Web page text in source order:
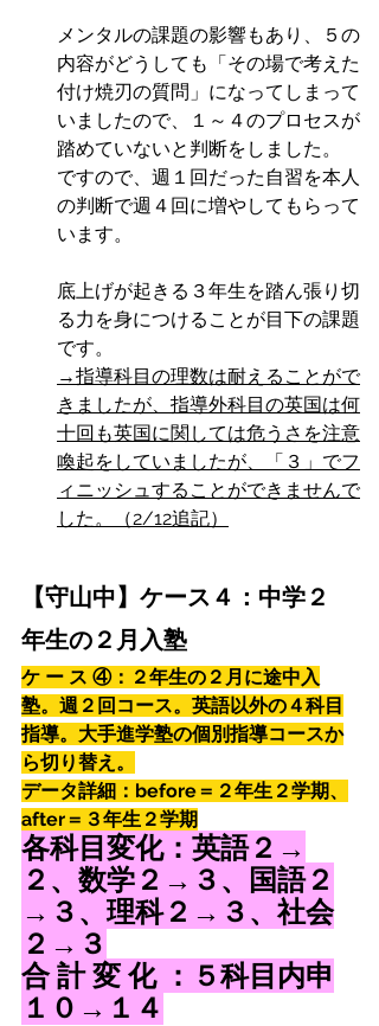
メンタルの課題の影響もあり、５の
内容がどうしても「その場で考えた
付け焼刃の質問」になってしまって
いましたので、１～４のプロセスが
踏めていないと判断をしました。
ですので、週１回だった自習を本人
の判断で週４回に増やしてもらって
います。
底上げが起きる３年生を踏ん張り切
る力を身につけることが目下の課題
です。
→指導科目の理数は耐えることがで
きましたが、指導外科目の英国は何
十回も英国に関しては危うさを注意
喚起をしていましたが、「３」でフ
ィニッシュすることができませんで
した。（2/12追記）
【守山中】ケース４：中学２
年生の２月入塾
ケ ー ス ④：２年生の２月に途中入
塾。週２回コース。英語以外の４科目
指導。大手進学塾の個別指導コースか
ら切り替え。
データ詳細：before＝２年生２学期、
after＝３年生２学期
各科目変化：英語２→
２、数学２→３、国語２
→３、理科２→３、社会
２→３
合 計 変 化 ：５科目内申
１０→１４